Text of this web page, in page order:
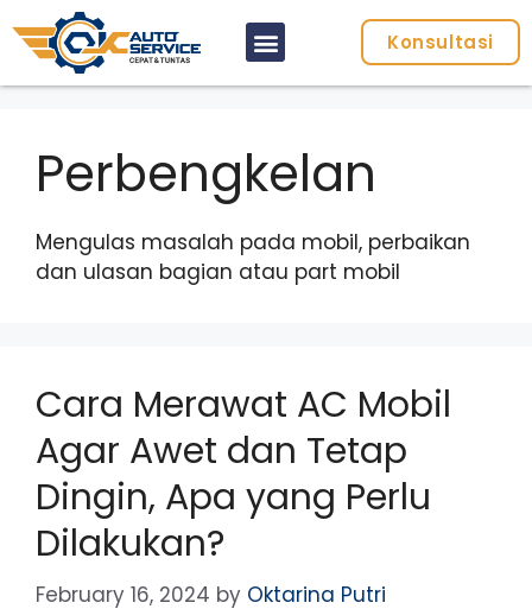
Konsultasi
Perbengkelan
Mengulas masalah pada mobil, perbaikan
dan ulasan bagian atau part mobil
Cara Merawat AC Mobil
Agar Awet dan Tetap
Dingin, Apa yang Perlu
Dilakukan?
February 16, 2024 by Oktarina Putri